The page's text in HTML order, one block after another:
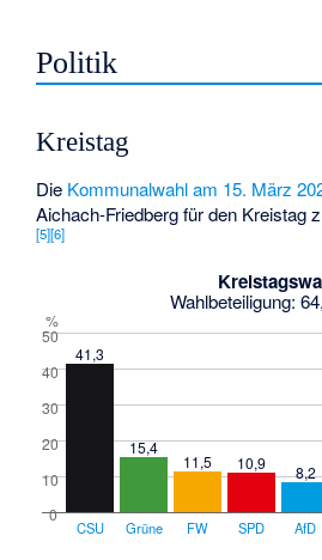
Politik
Kreistag
Die Kommunalwahl am 15. März
Aichach-Friedberg für den Kreistag
[5][6]
Wahlbeteiligung:
%
50
40
30
20
10
0
41,3
15,4
11,5 10,9 8,2
CSU Grüne FW SPD AfD